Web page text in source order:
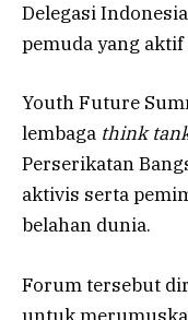
Delegasi
pemuda yang
Youth Future
lembaga think
Perserikatan
aktivis serta
belahan dunia.
Forum tersebut
untuk